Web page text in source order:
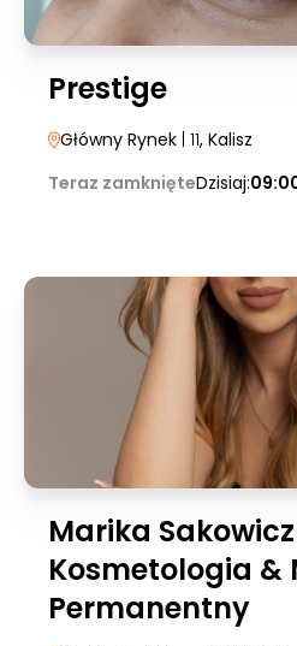
Prestige
Główny Rynek | 11, Kalisz
Teraz zamknięteDzisiaj:
Marika
Kosmetologia &
Permanentny